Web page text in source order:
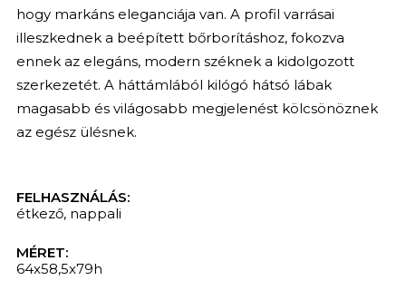
hogy markáns eleganciája van. A profil varrásai
illeszkednek a beépített bőrborításhoz, fokozva
ennek az elegáns, modern széknek a kidolgozott
szerkezetét. A háttámlából kilógó hátsó lábak
magasabb és világosabb megjelenést kölcsönöznek
az egész ülésnek.
FELHASZNÁLÁS:
étkező, nappali
MÉRET:
64x58,5x79h